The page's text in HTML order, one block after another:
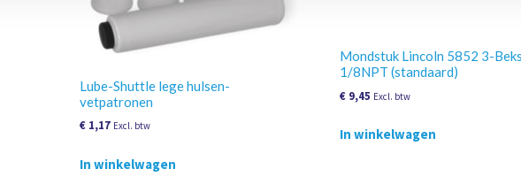
Lube-Shuttle lege hulsen-
vetpatronen
€1,17 Excl. btw
In winkelwagen
Mondstuk Lincoln 5852 3-
1/8NPT (standaard)
€ 9,45 Excl. btw
In winkelwagen